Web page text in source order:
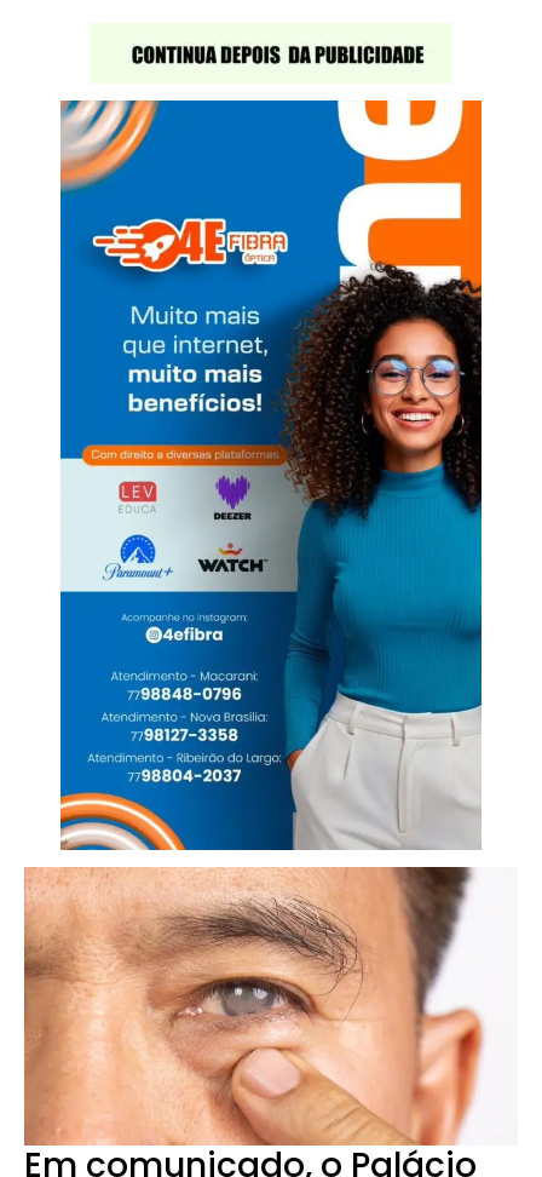
Em comunicado, o Palácio